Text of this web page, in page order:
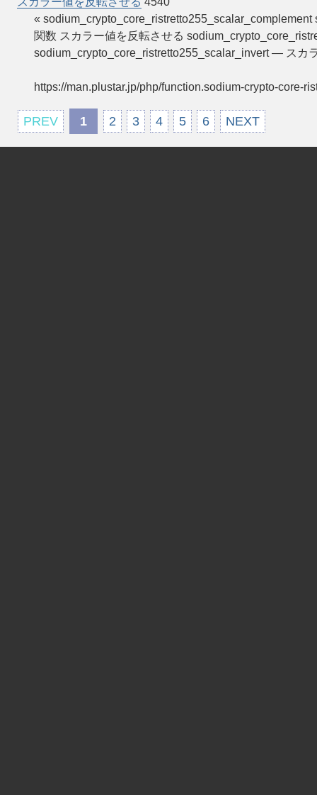
«
関数 スカラー値を反転させる
sodium_crypto_core_ristretto255_scalar_invert — スカ
https://man.plustar.jp/php/function.sodium-crypto-core-
PREV 1 2 3 4 5 6 NEXT